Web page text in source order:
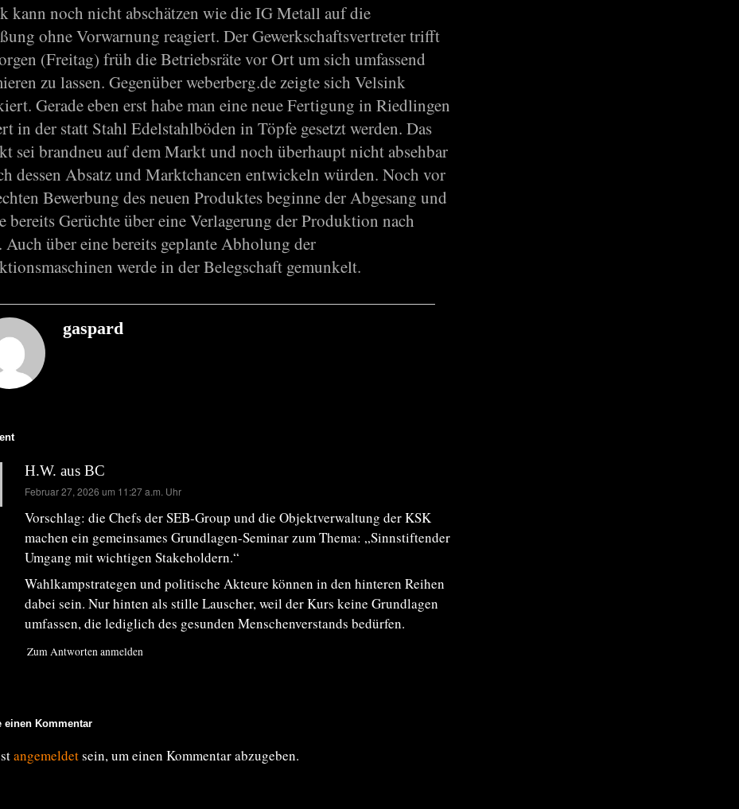
kann noch nicht abschätzen wie die IG Metall auf die
ohne Vorwarnung reagiert. Der Gewerkschaftsvertreter trifft
(Freitag) früh die Betriebsräte vor Ort um sich umfassend
zu lassen. Gegenüber weberberg.de zeigte sich Velsink
Gerade eben erst habe man eine neue Fertigung in Riedlingen
in der statt Stahl Edelstahlböden in Töpfe gesetzt werden. Das
sei brandneu auf dem Markt und noch überhaupt nicht absehbar
dessen Absatz und Marktchancen entwickeln würden. Noch vor
Bewerbung des neuen Produktes beginne der Abgesang und
bereits Gerüchte über eine Verlagerung der Produktion nach
Auch über eine bereits geplante Abholung der
werde in der Belegschaft gemunkelt.
gaspard
H.W. aus BC
sagt:
Februar 27, 2026 um 11:27 a.m. Uhr
Vorschlag: die Chefs der SEB-Group und die Objektverwaltung der KSK
machen ein gemeinsames Grundlagen-Seminar zum Thema: „Sinnstiftender
Umgang mit wichtigen Stakeholdern.“
Wahlkampstrategen und politische Akteure können in den hinteren Reihen
dabei sein. Nur hinten als stille Lauscher, weil der Kurs keine Grundlagen
umfassen, die lediglich des gesunden Menschenverstands bedürfen.
Zum Antworten anmelden
einen Kommentar
angemeldetsein, um einen Kommentar abzugeben.